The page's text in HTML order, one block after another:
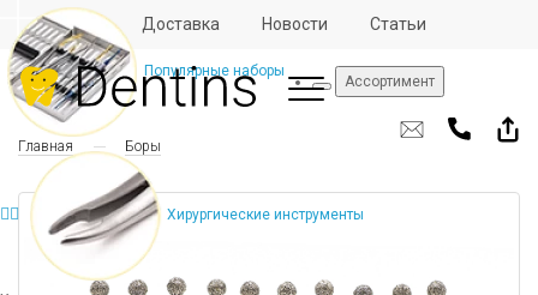
Отзывы Доставка Новости Статьи
Ассортимент
Популярные наборы
Хирургические инструменты
Главная Боры